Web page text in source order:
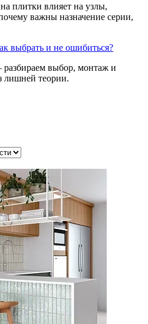
плитки влияет на узлы,
важны назначение серии,
выбрать и не ошибиться?
выбор, монтаж и
лишней теории.